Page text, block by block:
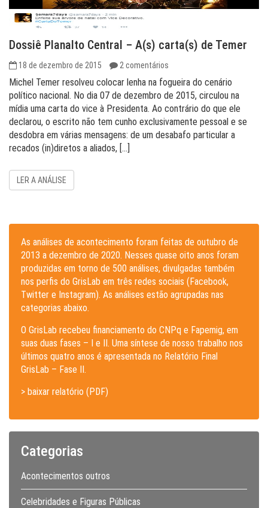
Dossiê Planalto Central – A(s) carta(s) de Temer
18 de dezembro de 2015 2 comentários
Michel Temer resolveu colocar lenha na fogueira do cenário
político nacional. No dia 07 de dezembro de 2015, circulou na
mídia uma carta do vice à Presidenta. Ao contrário do que ele
declarou, o escrito não tem cunho exclusivamente pessoal e se
desdobra em várias mensagens: de um desabafo particular a
recados (in)diretos a aliados, […]
LER A ANÁLISE
As análises de acontecimento foram feitas de outubro de
2013 a dezembro de 2020. Nesses quase oito anos foram
produzidas em torno de 500 análises, divulgadas também
nos perfis do GrisLab em três redes sociais (Facebook,
Twitter e Instagram). As análises estão agrupadas nas
categorias abaixo.
O GrisLab recebeu financiamento do CNPq e Fapemig, em
suas duas fases – I e II. Uma síntese de nosso trabalho nos
últimos quatro anos é apresentada no Relatório Final
GrisLab – Fase II.
> baixar relatório (PDF)
Categorias
Acontecimentos outros
Celebridades e Figuras Públicas